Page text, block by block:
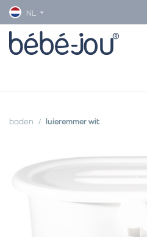
NL
baden luieremmer wit